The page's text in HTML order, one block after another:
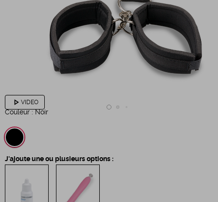
play_arrow VIDEO
Couleur : Noir
J'ajoute une ou plusieurs options :